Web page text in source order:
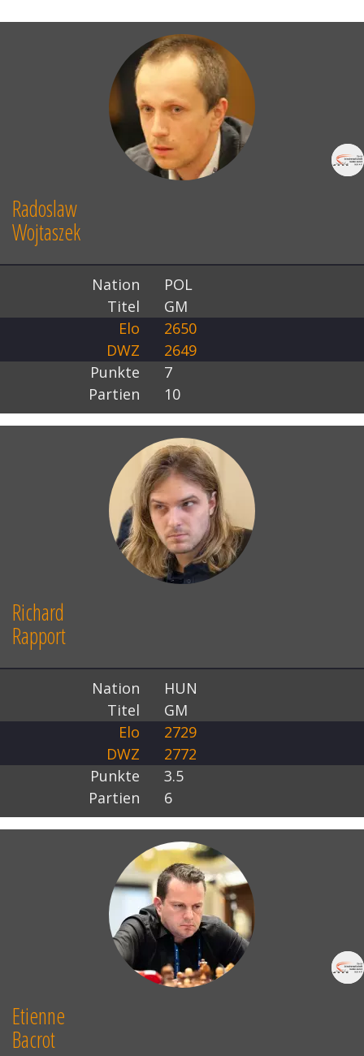
Radoslaw
Wojtaszek
Nation
POL
Titel
GM
Elo
2650
DWZ
2649
Punkte
7
Partien
10
Richard
Rapport
Nation
HUN
Titel
GM
Elo
2729
DWZ
2772
Punkte
3.5
Partien
6
Etienne
Bacrot